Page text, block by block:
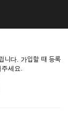
니다. 가입할 때 등록
주세요.